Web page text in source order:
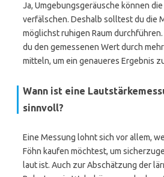
Ja, Umgebungsgeräusche können
verfälschen. Deshalb solltest du die
möglichst ruhigen Raum
du den gemessenen Wert durch
mitteln, um ein genaueres Ergebnis
Wann ist eine
sinnvoll?
Eine Messung lohnt sich vor allem,
Föhn kaufen möchtest, um
laut ist. Auch zur Abschätzung der